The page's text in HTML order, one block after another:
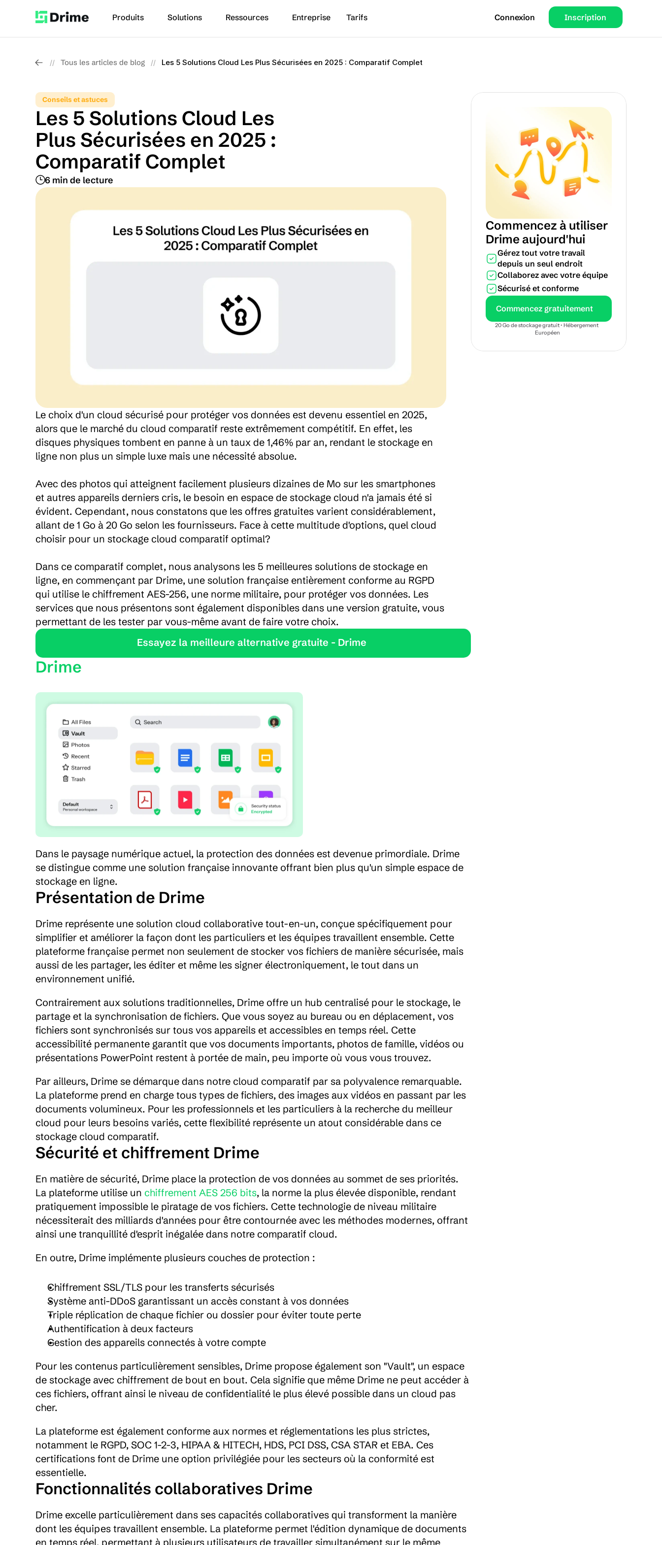
// Tous les articles de blog // Les 5 Solutions Cloud Les Plus Sécurisées en 2025 : Comparatif Complet
Conseils et astuces
Les 5 Solutions Cloud Les
Plus Sécurisées en 2025 :
Comparatif Complet
6 min de lecture
Le choix d'un cloud sécurisé pour protéger vos données est devenu essentiel en 2025,
alors que le marché du cloud comparatif reste extrêmement compétitif. En effet, les
disques physiques tombent en panne à un taux de 1,46% par an, rendant le stockage en
ligne non plus un simple luxe mais une nécessité absolue.
Avec des photos qui atteignent facilement plusieurs dizaines de Mo sur les smartphones
et autres appareils derniers cris, le besoin en espace de stockage cloud n'a jamais été si
évident. Cependant, nous constatons que les offres gratuites varient considérablement,
allant de 1 Go à 20 Go selon les fournisseurs. Face à cette multitude d'options, quel cloud
choisir pour un stockage cloud comparatif optimal?
Dans ce comparatif complet, nous analysons les 5 meilleures solutions de stockage en
ligne, en commençant par Drime, une solution française entièrement conforme au RGPD
qui utilise le chiffrement AES-256, une norme militaire, pour protéger vos données. Les
services que nous présentons sont également disponibles dans une version gratuite, vous
permettant de les tester par vous-même avant de faire votre choix.
    Essayez la meilleure alternative gratuite - Drime
Drime
Dans le paysage numérique actuel, la protection des données est devenue primordiale. Drime
se distingue comme une solution française innovante offrant bien plus qu'un simple espace de
stockage en ligne.
Présentation de Drime
Drime représente une solution cloud collaborative tout-en-un, conçue spécifiquement pour
simplifier et améliorer la façon dont les particuliers et les équipes travaillent ensemble. Cette
plateforme française permet non seulement de stocker vos fichiers de manière sécurisée, mais
aussi de les partager, les éditer et même les signer électroniquement, le tout dans un
environnement unifié.
Contrairement aux solutions traditionnelles, Drime offre un hub centralisé pour le stockage, le
partage et la synchronisation de fichiers. Que vous soyez au bureau ou en déplacement, vos
fichiers sont synchronisés sur tous vos appareils et accessibles en temps réel. Cette
accessibilité permanente garantit que vos documents importants, photos de famille, vidéos ou
présentations PowerPoint restent à portée de main, peu importe où vous vous trouvez.
Par ailleurs, Drime se démarque dans notre cloud comparatif par sa polyvalence remarquable.
La plateforme prend en charge tous types de fichiers, des images aux vidéos en passant par les
documents volumineux. Pour les professionnels et les particuliers à la recherche du meilleur
cloud pour leurs besoins variés, cette flexibilité représente un atout considérable dans ce
stockage cloud comparatif.
Sécurité et chiffrement Drime
En matière de sécurité, Drime place la protection de vos données au sommet de ses priorités.
La plateforme utilise un chiffrement AES 256 bits, la norme la plus élevée disponible, rendant
pratiquement impossible le piratage de vos fichiers. Cette technologie de niveau militaire
nécessiterait des milliards d'années pour être contournée avec les méthodes modernes, offrant
ainsi une tranquillité d'esprit inégalée dans notre comparatif cloud.
En outre, Drime implémente plusieurs couches de protection :
Chiffrement SSL/TLS pour les transferts sécurisés
Système anti-DDoS garantissant un accès constant à vos données
Triple réplication de chaque fichier ou dossier pour éviter toute perte
Authentification à deux facteurs
Gestion des appareils connectés à votre compte
Pour les contenus particulièrement sensibles, Drime propose également son "Vault", un espace
de stockage avec chiffrement de bout en bout. Cela signifie que même Drime ne peut accéder à
ces fichiers, offrant ainsi le niveau de confidentialité le plus élevé possible dans un cloud pas
cher.
La plateforme est également conforme aux normes et réglementations les plus strictes,
notamment le RGPD, SOC 1-2-3, HIPAA & HITECH, HDS, PCI DSS, CSA STAR et EBA. Ces
certifications font de Drime une option privilégiée pour les secteurs où la conformité est
essentielle.
Fonctionnalités collaboratives Drime
Drime excelle particulièrement dans ses capacités collaboratives qui transforment la manière
dont les équipes travaillent ensemble. La plateforme permet l'édition dynamique de documents
en temps réel, permettant à plusieurs utilisateurs de travailler simultanément sur le même
Commencez à utiliser
Drime aujourd'hui
Gérez tout votre travail
depuis un seul endroit
Collaborez avec votre équipe
Sécurisé et conforme
Commencez gratuitement
20 Go de stockage gratuit • Hébergement
Européen
Produits Solutions Ressources Entreprise Tarifs Connexion Inscription